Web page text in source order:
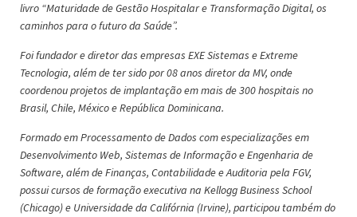
livro “Maturidade de Gestão Hospitalar e Transformação Digital, os
caminhos para o futuro da Saúde”.
Foi fundador e diretor das empresas EXE Sistemas e Extreme
Tecnologia, além de ter sido por 08 anos diretor da MV, onde
coordenou projetos de implantação em mais de 300 hospitais no
Brasil, Chile, México e República Dominicana.
Formado em Processamento de Dados com especializações em
Desenvolvimento Web, Sistemas de Informação e Engenharia de
Software, além de Finanças, Contabilidade e Auditoria pela FGV,
possui cursos de formação executiva na Kellogg Business School
(Chicago) e Universidade da Califórnia (Irvine), participou também do